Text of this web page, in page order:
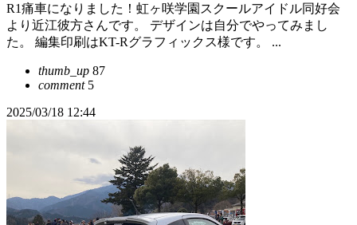
R1痛車になりました！虹ヶ咲学園スクールアイドル同好会
より近江彼方さんです。 デザインは自分でやってみまし
た。 編集印刷はKT-Rグラフィックス様です。 ...
thumb_up 87
comment5
2025/03/18 12:44